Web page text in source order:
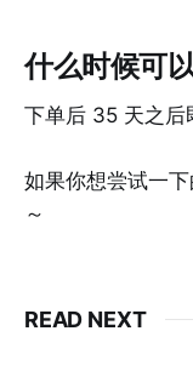
什么时候可
下单后 35 天之后
如果你想尝试一
～
READ NEXT